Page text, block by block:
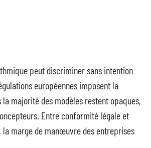
peut discriminer sans intention
européennes imposent la
majorité des modèles restent opaques,
Entre conformité légale et
la marge de manœuvre des entreprises